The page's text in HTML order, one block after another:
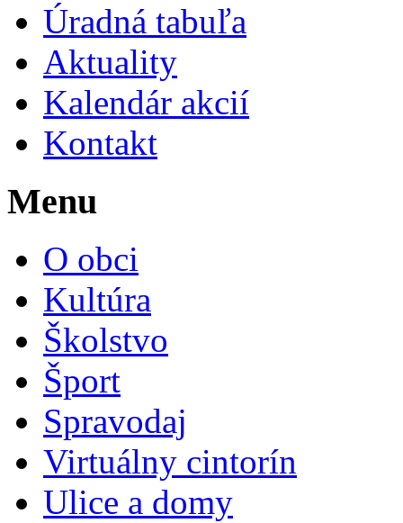
Úradná tabuľa
Aktuality
Kalendár akcií
Kontakt
Menu
O obci
Kultúra
Školstvo
Šport
Spravodaj
Virtuálny cintorín
Ulice a domy